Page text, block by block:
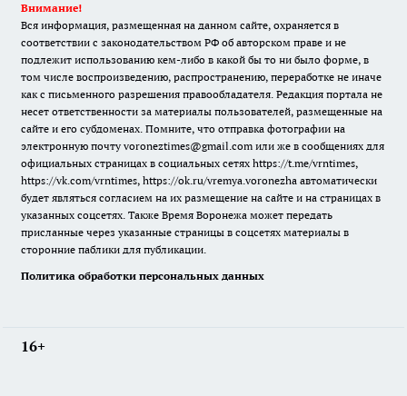
Внимание!
Вся информация, размещенная на данном сайте, охраняется в
соответствии с законодательством РФ об авторском праве и не
подлежит использованию кем-либо в какой бы то ни было форме, в
том числе воспроизведению, распространению, переработке не иначе
как с письменного разрешения правообладателя. Редакция портала не
несет ответственности за материалы пользователей, размещенные на
сайте и его субдоменах. Помните, что отправка фотографии на
электронную почту voroneztimes@gmail.com или же в сообщениях для
официальных страницах в социальных сетях https://t.me/vrntimes,
https://vk.com/vrntimes, https://ok.ru/vremya.voronezha автоматически
будет являться согласием на их размещение на сайте и на страницах в
указанных соцсетях. Также Время Воронежа может передать
присланные через указанные страницы в соцсетях материалы в
сторонние паблики для публикации.
Политика обработки персональных данных
16+